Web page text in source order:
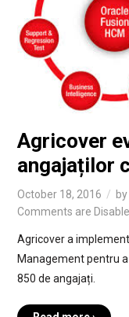
Agricover
angajaților
October 18, 2016 by
Comments are
Agricover a
Management pentru
850 de angajați.